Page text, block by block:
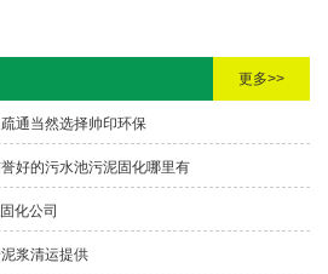
更多>>
通当然选择帅印环保
好的污水池污泥固化哪里有
化公司
浆清运提供